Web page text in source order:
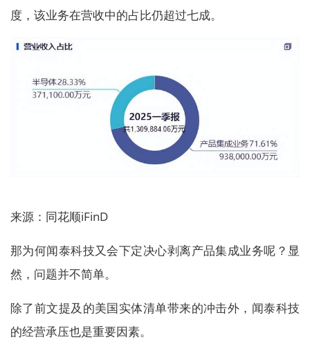
度，该业务在营收中的占比仍超过七成。
来源：同花顺iFinD
那为何闻泰科技又会下定决心剥离产品集成业务呢？显
然，问题并不简单。
除了前文提及的美国实体清单带来的冲击外，闻泰科技
的经营承压也是重要因素。